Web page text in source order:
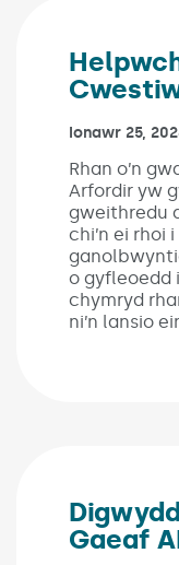
Published on:
Ionawr 25,
Rhan o’n
Arfordir yw
gweithredu
chi’n ei rhoi
o gyfleoedd
chymryd
ni’n lansio
Gaeaf